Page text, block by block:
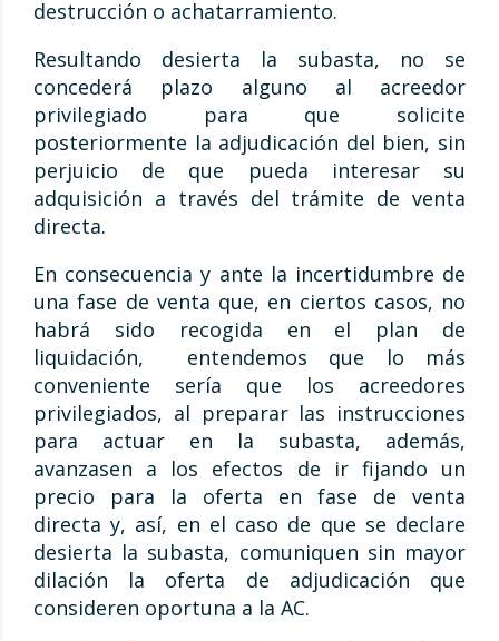
destrucción o achatarramiento.
Resultando desierta la subasta, no se
concederá plazo alguno al acreedor
privilegiado para que solicite
posteriormente la adjudicación del bien, sin
perjuicio de que pueda interesar su
adquisición a través del trámite de venta
directa.
En consecuencia y ante la incertidumbre de
una fase de venta que, en ciertos casos, no
habrá sido recogida en el plan de
liquidación, entendemos que lo más
conveniente sería que los acreedores
privilegiados, al preparar las instrucciones
para actuar en la subasta, además,
avanzasen a los efectos de ir fijando un
precio para la oferta en fase de venta
directa y, así, en el caso de que se declare
desierta la subasta, comuniquen sin mayor
dilación la oferta de adjudicación que
consideren oportuna a la AC.